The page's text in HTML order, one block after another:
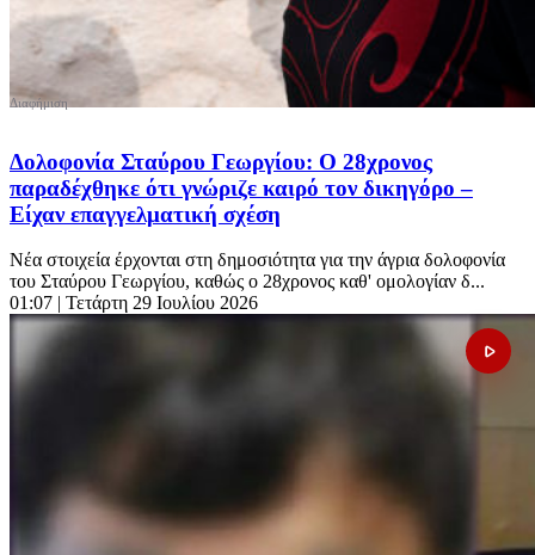
Δολοφονία Σταύρου Γεωργίου: Ο 28χρονος
παραδέχθηκε ότι γνώριζε καιρό τον δικηγόρο –
Είχαν επαγγελματική σχέση
Νέα στοιχεία έρχονται στη δημοσιότητα για την άγρια δολοφονία
του Σταύρου Γεωργίου, καθώς ο 28χρονος καθ' ομολογίαν δ...
01:07 | Τετάρτη 29 Ιουλίου 2026